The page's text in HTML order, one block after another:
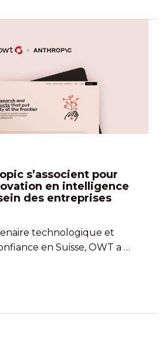
s’associent pour
en intelligence
des entreprises
technologique et
en Suisse, OWT a …